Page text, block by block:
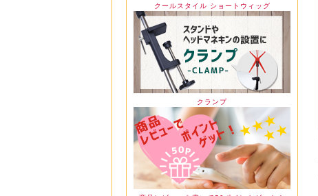
クールスタイル ショートウィッグ
クランプ